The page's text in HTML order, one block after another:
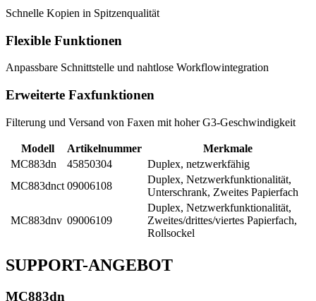
Schnelle Kopien in Spitzenqualität
Flexible Funktionen
Anpassbare Schnittstelle und nahtlose Workflowintegration
Erweiterte Faxfunktionen
Filterung und Versand von Faxen mit hoher G3-Geschwindigkeit
Modell Artikelnummer
Merkmale
MC883dn
45850304
Duplex, netzwerkfähig
MC883dnct 09006108
Duplex, Netzwerkfunktionalität,
Unterschrank, Zweites Papierfach
MC883dnv 09006109
Duplex, Netzwerkfunktionalität,
Zweites/drittes/viertes Papierfach,
Rollsockel
SUPPORT-ANGEBOT
MC883dn